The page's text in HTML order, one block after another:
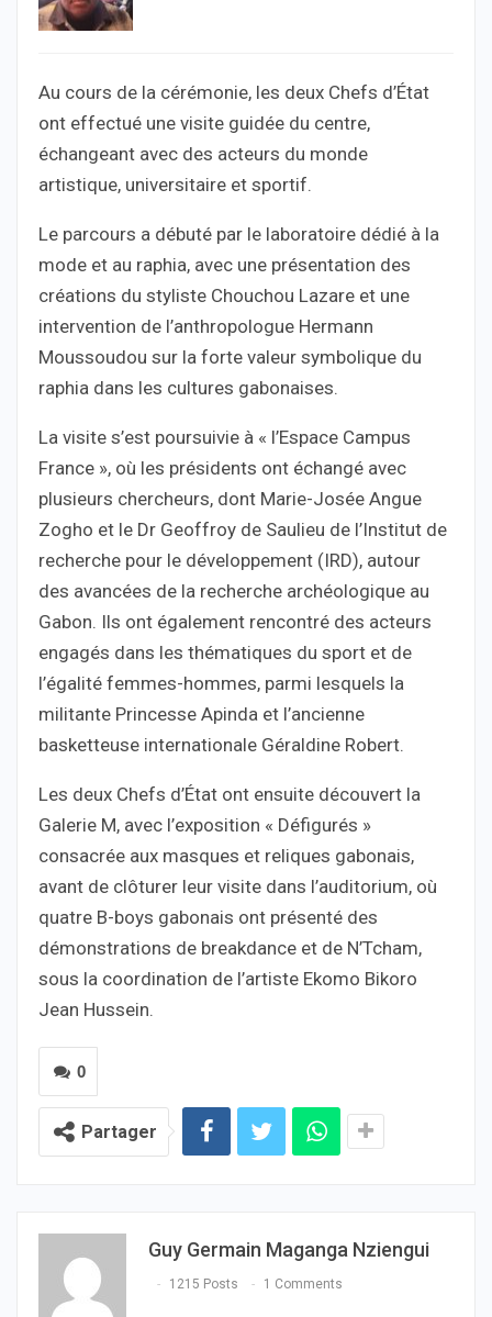
Au cours de la cérémonie, les deux Chefs d’État
ont effectué une visite guidée du centre,
échangeant avec des acteurs du monde
artistique, universitaire et sportif.
Le parcours a débuté par le laboratoire dédié à la
mode et au raphia, avec une présentation des
créations du styliste Chouchou Lazare et une
intervention de l’anthropologue Hermann
Moussoudou sur la forte valeur symbolique du
raphia dans les cultures gabonaises.
La visite s’est poursuivie à « l’Espace Campus
France », où les présidents ont échangé avec
plusieurs chercheurs, dont Marie-Josée Angue
Zogho et le Dr Geoffroy de Saulieu de l’Institut de
recherche pour le développement (IRD), autour
des avancées de la recherche archéologique au
Gabon. Ils ont également rencontré des acteurs
engagés dans les thématiques du sport et de
l’égalité femmes-hommes, parmi lesquels la
militante Princesse Apinda et l’ancienne
basketteuse internationale Géraldine Robert.
Les deux Chefs d’État ont ensuite découvert la
Galerie M, avec l’exposition « Défigurés »
consacrée aux masques et reliques gabonais,
avant de clôturer leur visite dans l’auditorium, où
quatre B-boys gabonais ont présenté des
démonstrations de breakdance et de N’Tcham,
sous la coordination de l’artiste Ekomo Bikoro
Jean Hussein.
0
Partager
Guy Germain Maganga Nziengui
1215 Posts 1 Comments